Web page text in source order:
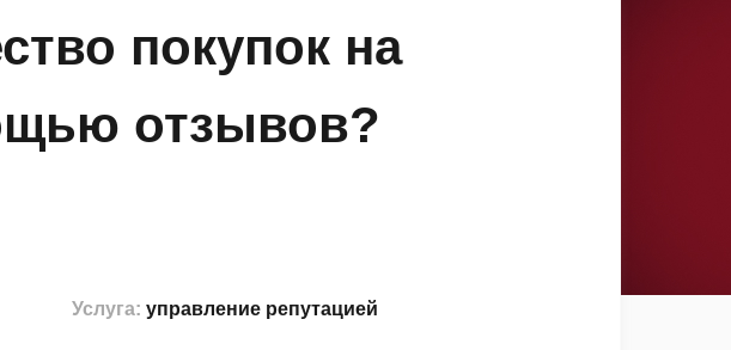
покупок на
отзывов?
Услуга: управление репутацией